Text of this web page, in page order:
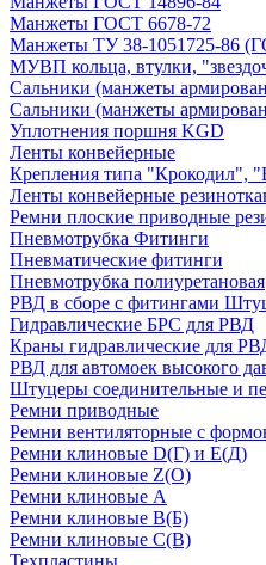
Манжеты ГОСТ 6678-72
Манжеты ТУ 38-1051725-86
МУВП кольца, втулки,
Сальники (манжеты
Сальники (манжеты
Уплотнения поршня KGD
Ленты конвейерные
Крепления типа "Крокодил",
Ленты конвейерные
Ремни плоские приводные
Пневмотрубка Фитинги
Пневматические фитинги
Пневмотрубка полиуретановая
РВД в сборе с фитингами
Гидравлические БРС для РВД
Краны гидравлические для
РВД для автомоек высокого
Штуцеры соединительные и
Ремни приводные
Ремни вентиляторные с
Ремни клиновые D(Г) и Е(Д)
Ремни клиновые Z(О)
Ремни клиновые А
Ремни клиновые В(Б)
Ремни клиновые С(В)
Техпластины